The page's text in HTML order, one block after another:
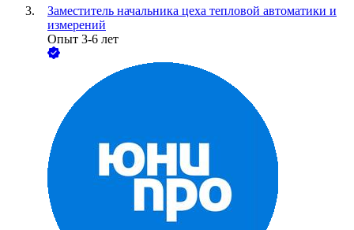
Заместитель начальника цеха тепловой автоматики и
измерений
Опыт 3-6 лет